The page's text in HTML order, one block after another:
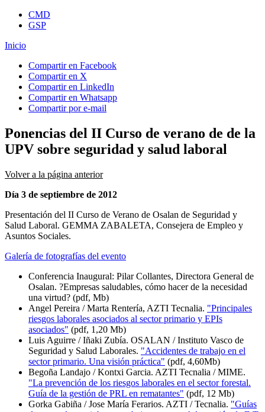
CMD
GSP
Inicio
Compartir en Facebook
Compartir en X
Compartir en LinkedIn
Compartir en Whatsapp
Compartir por e-mail
Ponencias del II Curso de verano de de la
UPV sobre seguridad y salud laboral
Volver a la página anterior
Día 3 de septiembre de 2012
Presentación del II Curso de Verano de Osalan de Seguridad y
Salud Laboral. GEMMA ZABALETA, Consejera de Empleo y
Asuntos Sociales.
Galería de fotografías del evento
Conferencia Inaugural: Pilar Collantes, Directora General de
Osalan. ?Empresas saludables, cómo hacer de la necesidad
una virtud? (pdf, Mb)
Angel Pereira / Marta Rentería, AZTI Tecnalia. "Principales
riesgos laborales asociados al sector primario y EPIs
asociados" (pdf, 1,20 Mb)
Luis Aguirre / Iñaki Zubía. OSALAN / Instituto Vasco de
Seguridad y Salud Laborales. "Accidentes de trabajo en el
sector primario. Una visión práctica" (pdf, 4,60Mb)
Begoña Landajo / Kontxi Garcia. AZTI Tecnalia / MIME.
"La prevención de los riesgos laborales en el sector forestal.
Guía de la gestión de PRL en rematantes" (pdf, 12 Mb)
Gorka Gabiña / Jose María Ferarios. AZTI / Tecnalia. "Guías